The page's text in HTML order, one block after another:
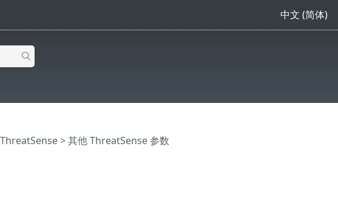
中文 (简体)
ThreatSense> 其他 ThreatSense 参数